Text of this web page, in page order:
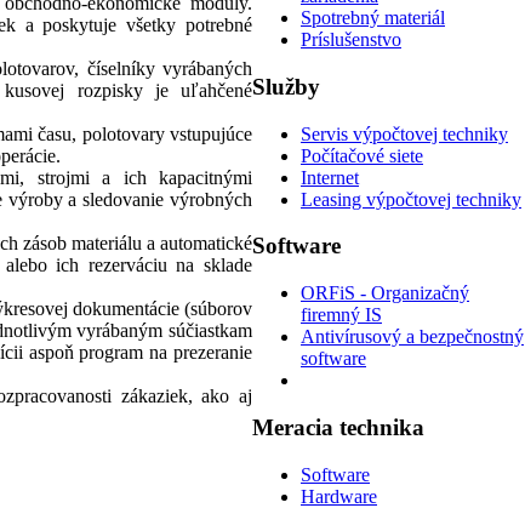
a poskytuje všetky potrebné
číselníky vyrábaných
rozpisky je uľahčené
času, polotovary vstupujúce
strojmi a ich kapacitnými
a sledovanie výrobných
zásob materiálu a automatické
ich rezerváciu na sklade
dokumentácie (súborov
vyrábaným súčiastkam
aspoň program na prezeranie
zákaziek, ako aj
Spotrebný materiál
Príslušenstvo
Služby
Servis výpočtovej techniky
Počítačové siete
Internet
Leasing výpočtovej techniky
Software
ORFiS - Organizačný
firemný IS
Antivírusový a bezpečnostný
software
Meracia technika
Software
Hardware